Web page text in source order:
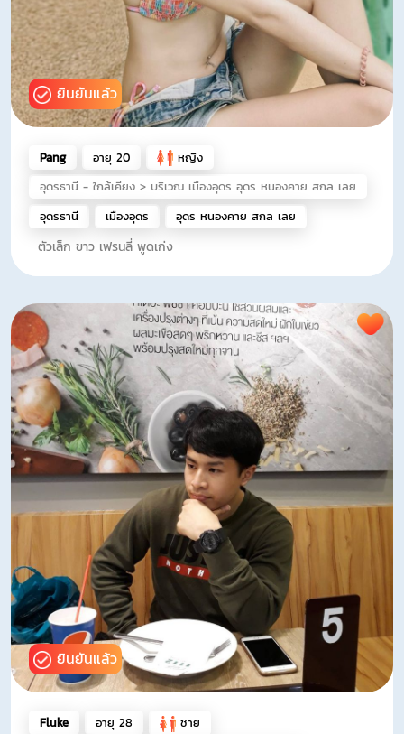
ยินยันแล้ว
Pang อายุ 20
หญิง
อุดรธานี - ใกล้เคียง > บริเวณ เมืองอุดร อุดร หนองคาย สกล เลย
อุดรธานี
เมืองอุดร อุดร หนองคาย สกล เลย
ตัวเล็ก ขาว เฟรนลี่ พูดเก่ง
ยินยันแล้ว
Fluke อายุ 28 ชาย